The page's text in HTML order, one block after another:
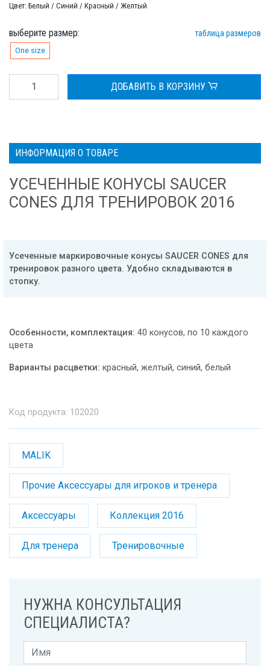
Цвет: Белый / Синий / Красный / Желтый
выберите размер: таблица размеров
One size
ДОБАВИТЬ В КОРЗИНУ
ИНФОРМАЦИЯ О ТОВАРЕ
УСЕЧЕННЫЕ КОНУСЫ SAUCER
CONES ДЛЯ ТРЕНИРОВОК 2016
Усеченные маркировочные конусы SAUCER CONES для
тренировок разного цвета. Удобно складываются в
стопку.
Особенности, комплектация: 40 конусов, по 10 каждого
цвета
Варианты расцветки: красный, желтый, синий, белый
Код продукта: 102020
MALIK
Прочие Аксессуары для игроков и тренера
Аксессуары Коллекция 2016
Для тренера Тренировочные
НУЖНА КОНСУЛЬТАЦИЯ
СПЕЦИАЛИСТА?